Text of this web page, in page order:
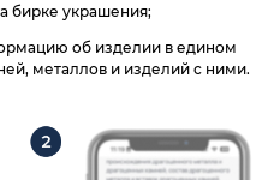
бирке украшения;
об изделии в едином
металлов и изделий с ними.